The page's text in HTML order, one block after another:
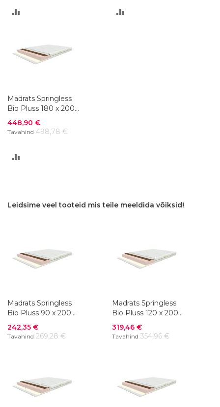
Madrats Springless
Bio Pluss 180 x 200
cm
Soodushind
448,90 €
Tavahind 498,78 €
Leidsime veel tooteid mis teile meeldida võiksid!
Madrats Springless
Bio Pluss 90 x 200
cm
Soodushind
242,35 €
Tavahind 269,28 €
Madrats Springless
Bio Pluss 120 x 200
cm
Soodushind
319,46 €
Tavahind 354,96 €